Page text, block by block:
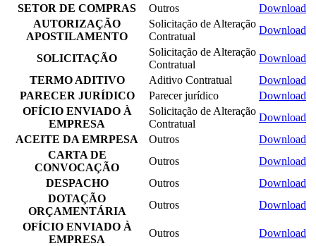
SETOR DE COMPRAS
Outros
Download
AUTORIZAÇÃO
APOSTILAMENTO
Solicitação de Alteração
Contratual
Download
SOLICITAÇÃO
Solicitação de Alteração
Contratual
Download
TERMO ADITIVO
Aditivo Contratual
Download
PARECER JURÍDICO
Parecer jurídico
Download
OFÍCIO ENVIADO À
EMPRESA
Solicitação de Alteração
Contratual
Download
ACEITE DA EMRPESA
Outros
Download
CARTA DE
CONVOCAÇÃO
Outros
Download
DESPACHO
Outros
Download
DOTAÇÃO
ORÇAMENTÁRIA
Outros
Download
OFÍCIO ENVIADO À
EMPRESA
Outros
Download